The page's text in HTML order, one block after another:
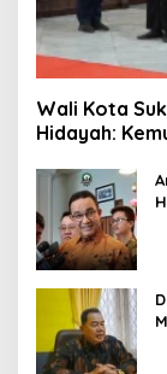
Wali Kota
Hidayah: